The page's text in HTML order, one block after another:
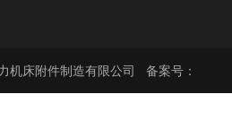
机床附件制造有限公司 备案号：